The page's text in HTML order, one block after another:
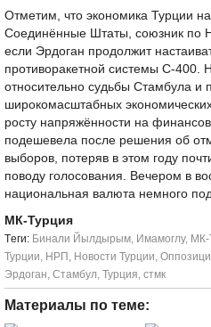
Отметим, что экономика Турции
Соединённые Штаты, союзник по
если Эрдоган продолжит
противоракетной системы С-400.
относительно судьбы Стамбула и
широкомасштабных
росту напряжённости на
подешевела после решения об
выборов, потеряв в этом году
поводу голосования. Вечером в
национальная валюта немного
МК-Турция
Tеги: Бинали Йылдырым, Имамоглу, МК-
Турции, НРП , Новости Турции,
Эрдоган, Стамбул, Турция, стмк
Материалы по теме: